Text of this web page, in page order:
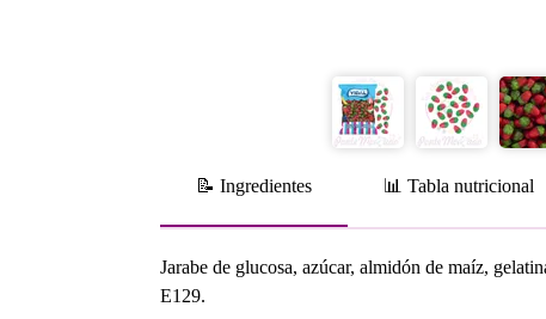
📝 Ingredientes 📊 Tabla nutricional
Jarabe de glucosa, azúcar, almidón de maíz,
E129.